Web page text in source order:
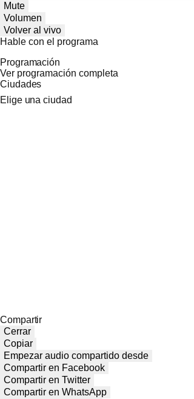
Mute
Volumen
Volver al vivo
Hable con el programa
Programación
Ver programación completa
Ciudades
Elige una ciudad
Compartir
Cerrar
Copiar
Empezar audio compartido desde
Compartir en Facebook
Compartir en Twitter
Compartir en WhatsApp